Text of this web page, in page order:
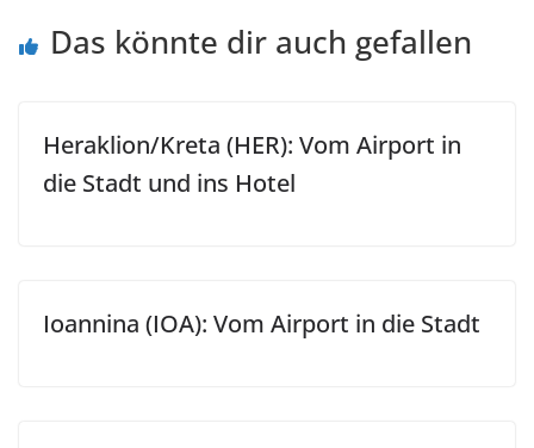
Das könnte dir auch gefallen
Heraklion/Kreta (HER): Vom Airport in
die Stadt und ins Hotel
Ioannina (IOA): Vom Airport in die Stadt